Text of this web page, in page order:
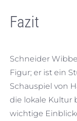
Fazit
Schneider
Figur; er ist ein
Schauspiel von
die lokale Kultur
wichtige